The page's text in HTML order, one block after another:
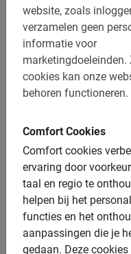
website, zoals
verzamelen geen
informatie voor
marketingdoeleinden.
cookies kan onze
behoren functioneren.
Comfort Cookies
Comfort cookies
ervaring door
taal en regio te
helpen bij het
functies en het
aanpassingen die je
gedaan. Deze
Belangrijk om te
Reserveren is
Gratis wijzigen of
De betaling is
Afstand: ca. 10-12
Toegankelijk voor
Inclusief:
Gebruik van de fiets